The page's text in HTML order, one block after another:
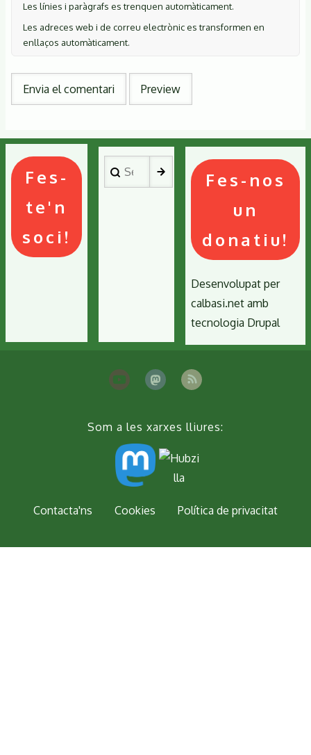
Les línies i paràgrafs es trenquen automàticament.
Les adreces web i de correu electrònic es transformen en
enllaços automàticament.
Fes-
te'n
soci!
Search
Fes-nos
un
donatiu!
Desenvolupat per
calbasi.net amb
tecnologia Drupal
Som a les xarxes lliures:
Contacta'ns Cookies Política de privacitat